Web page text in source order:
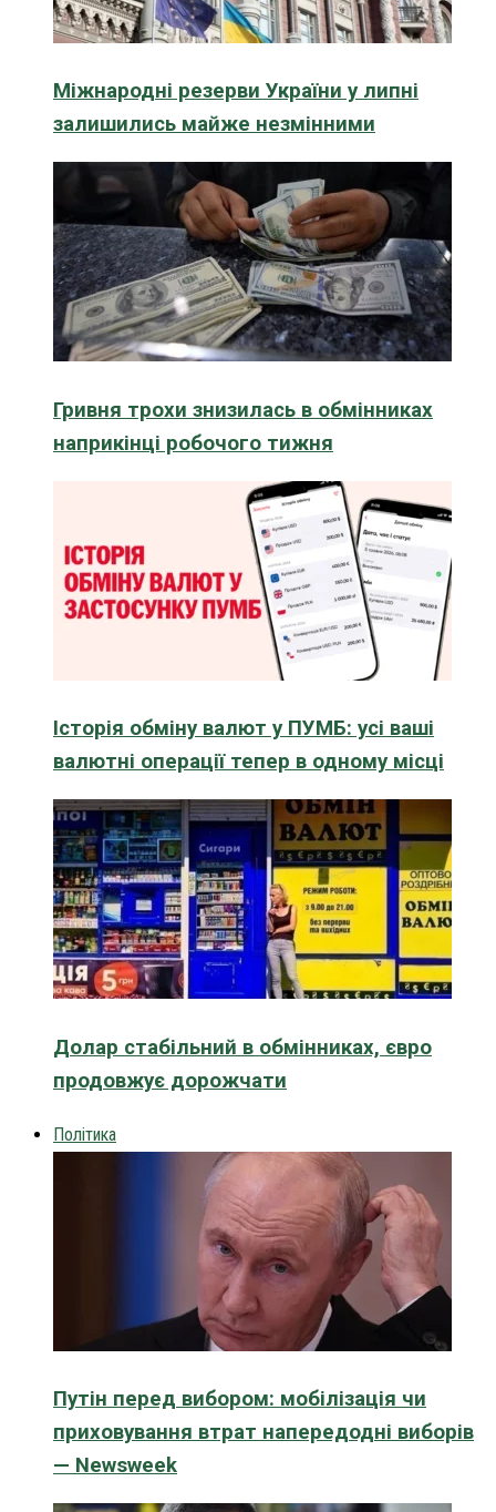
Міжнародні резерви України у липні
залишились майже незмінними
Гривня трохи знизилась в обмінниках
наприкінці робочого тижня
Історія обміну валют у ПУМБ: усі ваші
валютні операції тепер в одному місці
Долар стабільний в обмінниках, євро
продовжує дорожчати
Політика
Путін перед вибором: мобілізація чи
приховування втрат напередодні виборів
— Newsweek